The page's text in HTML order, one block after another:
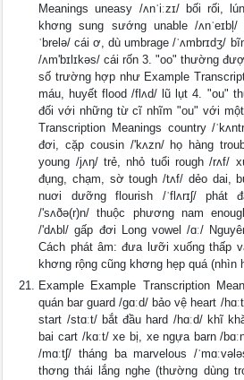
Meanings uneasy /ʌnˈiːzɪ/ bối rối,
khơng sung sướng unable /
ˈbrelə/ cái ơ, dù umbrage /ˈʌmbrɪdʒ/
/ʌm'bɪlɪkəs/ cái rốn 3. "oo" thường
số trường hợp như Example
máu, huyết flood /flʌd/ lũ lụt 4. "ou"
đối với những từ cĩ nhĩm "ou" với
Transcription Meanings country /
đơi, cặp cousin /'kʌzn/ họ hàng
young /jʌŋ/ trẻ, nhỏ tuổi rough /rʌf/
đụng, chạm, sờ tough /tʌf/ dẻo dai,
nuơi dưỡng flourish /ˈflʌrɪʃ/ phát
/'sʌðə(r)n/ thuộc phương nam
/'dʌbl/ gấp đơi Long vowel /ɑː/
Cách phát âm: đưa lưỡi xuống thấp
khơng rộng cũng khơng hẹp quá (nhìn
Example Example Transcription
quán bar guard /gɑːd/ bảo vệ heart /
start /stɑːt/ bắt đầu hard /hɑːd/ khĩ
bai cart /kɑːt/ xe bị, xe ngựa barn /
/mɑːtʃ/ tháng ba marvelous /
thơng thái lắng nghe (thường dùng